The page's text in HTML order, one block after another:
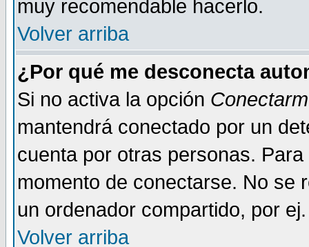
muy recomendable hacerlo.
Volver arriba
¿Por qué me desconecta
Si no activa la opción
mantendrá conectado por un
cuenta por otras personas.
momento de conectarse. No se
un ordenador compartido, por
Volver arriba